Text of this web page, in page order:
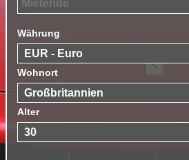
Währung
Wohnort
Alter